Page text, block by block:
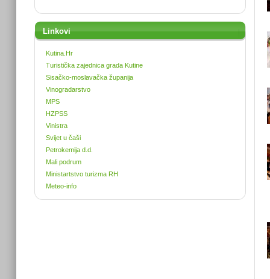
Linkovi
Kutina.Hr
Turistička zajednica grada Kutine
Sisačko-moslavačka županija
Vinogradarstvo
MPS
HZPSS
Vinistra
Svijet u čaši
Petrokemija d.d.
Mali podrum
Ministartstvo turizma RH
Meteo-info